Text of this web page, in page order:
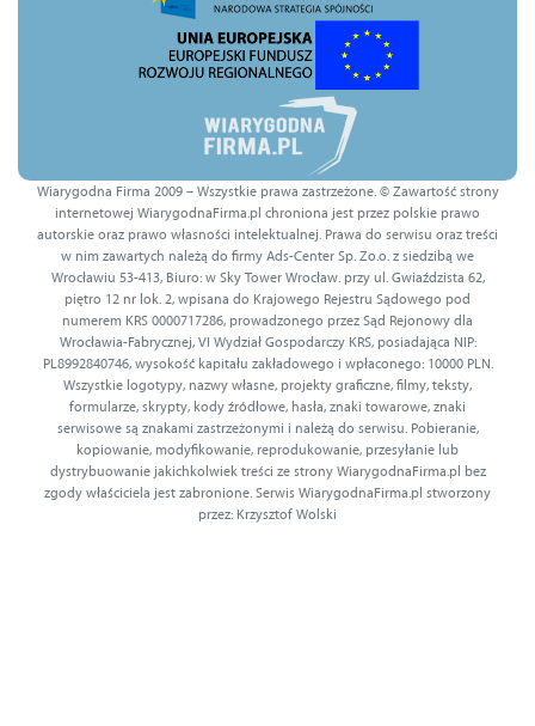
Wiarygodna Firma 2009 – Wszystkie prawa zastrzeżone. © Zawartość strony
internetowej WiarygodnaFirma.pl chroniona jest przez polskie prawo
autorskie oraz prawo własności intelektualnej. Prawa do serwisu oraz treści
w nim zawartych należą do firmy Ads-Center Sp. Zo.o. z siedzibą we
Wrocławiu 53-413, Biuro: w Sky Tower Wrocław. przy ul. Gwiaździsta 62,
piętro 12 nr lok. 2, wpisana do Krajowego Rejestru Sądowego pod
numerem KRS 0000717286, prowadzonego przez Sąd Rejonowy dla
Wrocławia-Fabrycznej, VI Wydział Gospodarczy KRS, posiadająca NIP:
PL8992840746, wysokość kapitału zakładowego i wpłaconego: 10000 PLN.
Wszystkie logotypy, nazwy własne, projekty graficzne, filmy, teksty,
formularze, skrypty, kody źródłowe, hasła, znaki towarowe, znaki
serwisowe są znakami zastrzeżonymi i należą do serwisu. Pobieranie,
kopiowanie, modyfikowanie, reprodukowanie, przesyłanie lub
dystrybuowanie jakichkolwiek treści ze strony WiarygodnaFirma.pl bez
zgody właściciela jest zabronione. Serwis WiarygodnaFirma.pl stworzony
przez: Krzysztof Wolski